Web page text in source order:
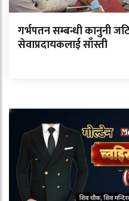
गर्भपतन सम्बन्धी कानुनी
सेवाप्रदायकलाई साँस्ती